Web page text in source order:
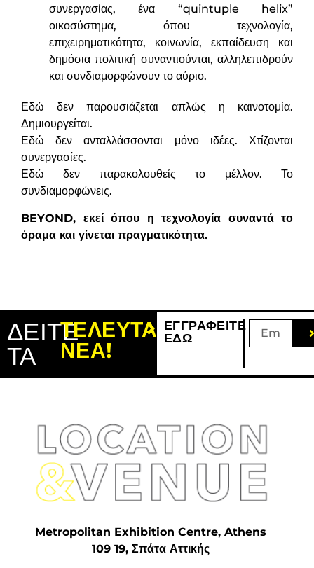
συνεργασίας, ένα “quintuple helix”
οικοσύστημα, όπου τεχνολογία,
επιχειρηματικότητα, κοινωνία, εκπαίδευση και
δημόσια πολιτική συναντιούνται, αλληλεπιδρούν
και συνδιαμορφώνουν το αύριο.
Εδώ δεν παρουσιάζεται απλώς η καινοτομία.
Δημιουργείται.
Εδώ δεν ανταλλάσσονται μόνο ιδέες. Χτίζονται
συνεργασίες.
Εδώ δεν παρακολουθείς το μέλλον. Το
συνδιαμορφώνεις.
BEYOND, εκεί όπου η τεχνολογία συναντά το
όραμα και γίνεται πραγματικότητα.
ΔΕΙΤΕ
ΤΑ
ΤΕΛΕΥΤΑΙΑ
ΝΕΑ!
ΕΓΓΡΑΦΕΙΤΕ
ΕΔΩ
Metropolitan Exhibition Centre, Athens
109 19, Σπάτα Αττικής